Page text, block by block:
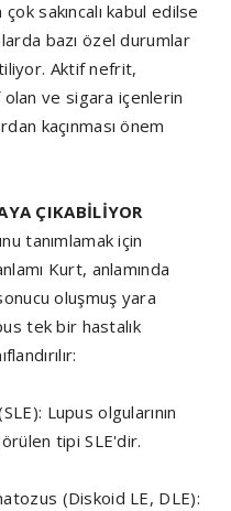
sakıncalı kabul edilse
bazı özel durumlar
Aktif nefrit,
ve sigara içenlerin
kaçınması önem
ÇIKABİLİYOR
tanımlamak için
Kurt, anlamında
oluşmuş yara
tek bir hastalık
Lupus olgularının
tipi SLE'dir.
(Diskoid LE, DLE):